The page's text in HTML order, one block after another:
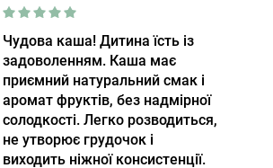
Чудова каша! Дитина їсть із
задоволенням. Каша має
приємний натуральний смак і
аромат фруктів, без надмірної
солодкості. Легко розводиться,
не утворює грудочок і
виходить ніжної консистенції.